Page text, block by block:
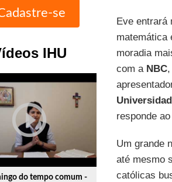
IHU
play_circle_outline
do tempo comum -
Eve entrará
matemática
moradia
com a NBC,
responde
Um grande
até mesmo
católicas